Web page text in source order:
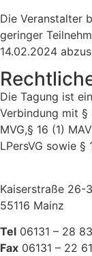
Die Veranstalter
geringer
14.02.2024
Die Tagung ist
Verbindung mit §
MVG,§ 16 (1)
LPersVG sowie §
Kaiserstraße 26-
55116 Mainz
Tel 06131 – 28
Fax 06131 – 22